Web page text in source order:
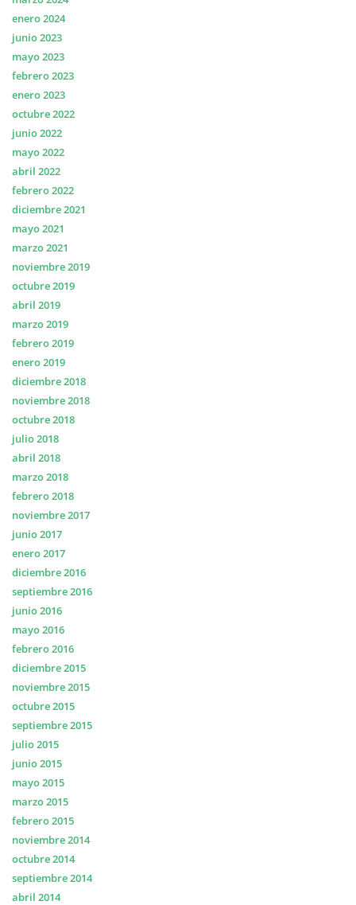
enero 2024
junio 2023
mayo 2023
febrero 2023
enero 2023
octubre 2022
junio 2022
mayo 2022
abril 2022
febrero 2022
diciembre 2021
mayo 2021
marzo 2021
noviembre 2019
octubre 2019
abril 2019
marzo 2019
febrero 2019
enero 2019
diciembre 2018
noviembre 2018
octubre 2018
julio 2018
abril 2018
marzo 2018
febrero 2018
noviembre 2017
junio 2017
enero 2017
diciembre 2016
septiembre 2016
junio 2016
mayo 2016
febrero 2016
diciembre 2015
noviembre 2015
octubre 2015
septiembre 2015
julio 2015
junio 2015
mayo 2015
marzo 2015
febrero 2015
noviembre 2014
octubre 2014
septiembre 2014
abril 2014